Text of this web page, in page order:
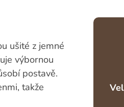
ušité z jemné
výbornou
postavě.
takže